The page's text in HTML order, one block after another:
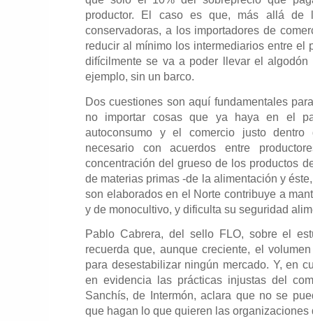
productor. El caso es que, más allá de
conservadoras, a los importadores de
reducir al mínimo los intermediarios entre el
difícilmente se va a poder llevar el
ejemplo, sin un barco.
Dos cuestiones son aquí fundamentales
no importar cosas que ya haya en el
autoconsumo y el comercio justo
necesario con acuerdos entre
concentración del grueso de los productos
de materias primas -de la alimentación y
son elaborados en el Norte contribuye a
y de monocultivo, y dificulta su seguridad
Pablo Cabrera, del sello FLO, sobre el
recuerda que, aunque creciente, el
para desestabilizar ningún mercado. Y, en
en evidencia las prácticas injustas del
Sanchís, de Intermón, aclara que no se
que hagan lo que quieren las organizaciones